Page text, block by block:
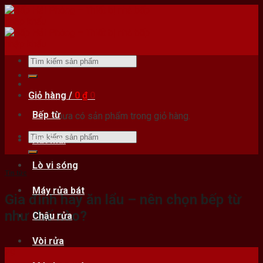
Skip
content
Bếp từ
Hút mùi
Lò vi sóng
Máy rửa bát
Chậu rửa
Vòi rửa
Tìm
kiếm:
Giỏ hàng / 0 ₫ 0
Chưa có sản phẩm trong giỏ hàng.
Tìm
kiếm:
Tin tức
Gia đình hay ăn lẩu – nên chọn bếp từ
như thế nào?